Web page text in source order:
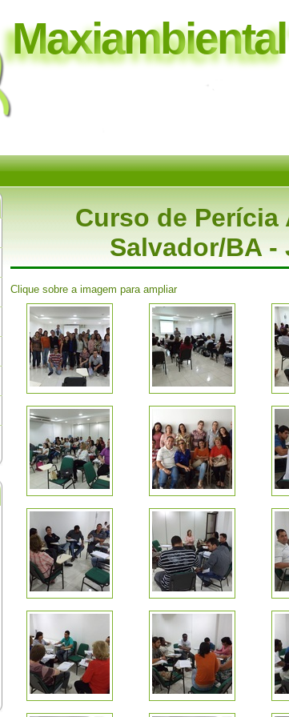
Maxiambiental
Curso de Perícia
Salvador/BA -
Clique sobre a imagem para ampliar